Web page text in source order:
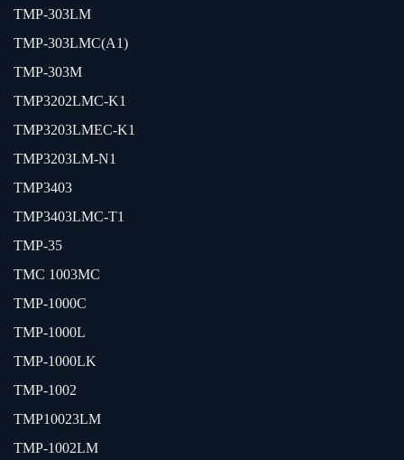
TMP-303LM
TMP-303LMC(A1)
TMP-303M
TMP3202LMC-K1
TMP3203LMEC-K1
TMP3203LM-N1
TMP3403
TMP3403LMC-T1
TMP-35
TMC 1003MC
TMP-1000C
TMP-1000L
TMP-1000LK
TMP-1002
TMP10023LM
TMP-1002LM